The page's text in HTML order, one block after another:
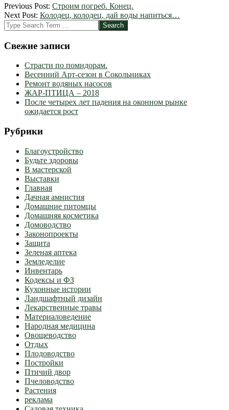
2012-
04-
17
Previous Post: Строим погреб. Конец.
Next Post: Колодец, колодец, дай воды напиться…
Search
Свежие записи
Страсти по помидорам.
Весенний Арт-сезон в Сокольниках
Ремонт водяных насосов
ЖАР-ПТИЦА – 2018
После четырех лет падения на оконном рынке
ожидается рост
Рубрики
Благоустройство
Будьте здоровы
В мастерской
Выставки
Главная
Дачная амнистия
Домашние питомцы
Домашняя косметика
Домоводство
Законопроекты
Защита
Зеленая аптека
Земледелие
Инвентарь
Кодексы и ФЗ
Кухонные истории
Ландшафтный дизайн
Лекарственные травы
Материаловедение
Народная медицина
Овощеводство
Отдых
Плодоводство
Постройки
Птичий двор
Пчеловодство
Растения
реклама